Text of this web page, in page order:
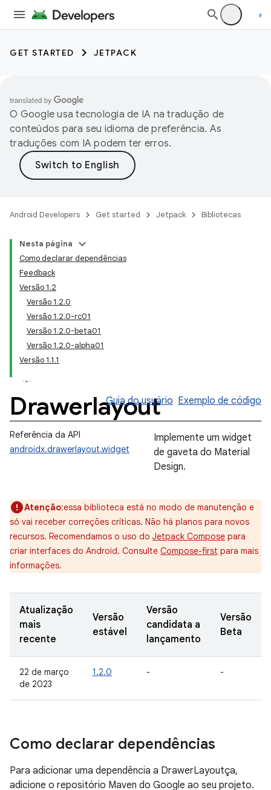
GET STARTED JETPACK
O Google usa tecnologia de IA na tradução de
conteúdos para seu idioma de preferência. As
traduções com IA podem ter erros.
Android Developers Get started Jetpack Bibliotecas
Nesta página
Como declarar dependências
Feedback
Versão 1.2
Versão 1.2.0
Versão 1.2.0-rc01
Versão 1.2.0-beta01
Versão 1.2.0-alpha01
Versão 1.1.1
Drawerlayout
Guia do usuário Exemplo de código
Referência da API
androidx.drawerlayout.widget
Implemente um widget
de gaveta do Material
Design.
Atenção:essa biblioteca está no modo de manutenção e
só vai receber correções críticas. Não há planos para novos
recursos. Recomendamos o uso do Jetpack Compose para
criar interfaces do Android. Consulte Compose-first para mais
informações.
Atualização
mais
recente
Versão
estável
Versão
candidata a
lançamento
Versão
Beta
22 de março
de 2023
1.2.0 - -
Como declarar dependências
Para adicionar uma dependência a DrawerLayoutça,
adicione o repositório Maven do Google ao seu projeto.